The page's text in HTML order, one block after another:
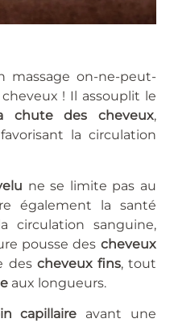
massage on-ne-peut-
! Il assouplit le
des cheveux,
la circulation
ne se limite pas au
également la santé
circulation sanguine,
pousse des cheveux
des cheveux fins, tout
aux longueurs.
capillaire avant une